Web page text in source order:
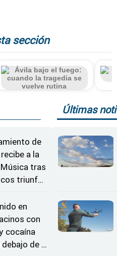
sección
de
a la
tras
triunfos
en
con
cocaína
de la
Últimas